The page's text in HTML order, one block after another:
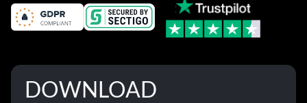
DOWNLOAD